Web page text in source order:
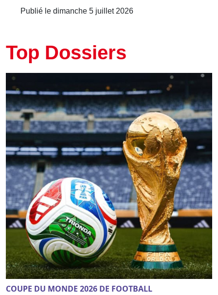
Publié le dimanche 5 juillet 2026
Top Dossiers
COUPE DU MONDE 2026 DE FOOTBALL